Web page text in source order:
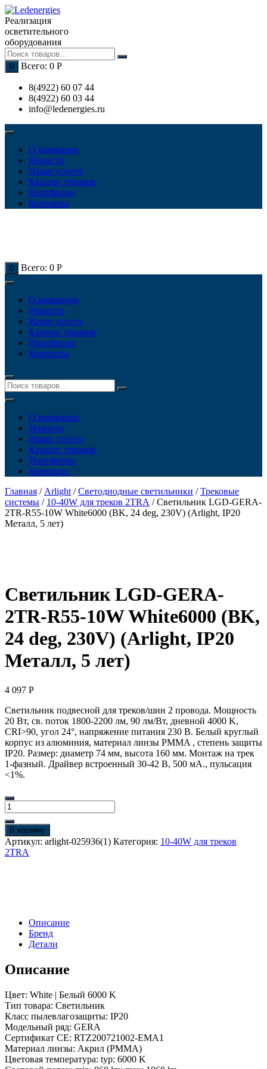
Перейти
к
содержимому
Реализация
осветительного
оборудования
0 Всего: 0 Р
8(4922) 60 07 44
8(4922) 60 03 44
info@ledenergies.ru
О компании
Новости
Наши услуги
Каталог товаров
Портфолио
Контакты
0 Всего: 0 Р
О компании
Новости
Наши услуги
Каталог товаров
Портфолио
Контакты
О компании
Новости
Наши услуги
Каталог товаров
Портфолио
Контакты
Главная / Arlight /Светодиодные светильники /Трековые
системы / 10-40W для треков 2TRA / Светильник LGD-GERA-
2TR-R55-10W White6000 (BK, 24 deg, 230V) (Arlight, IP20
Металл, 5 лет)
Светильник LGD-GERA-
2TR-R55-10W White6000 (BK,
24 deg, 230V) (Arlight, IP20
Металл, 5 лет)
4 097 Р
Светильник подвесной для треков/шин 2 провода. Мощность
20 Вт, св. поток 1800-2200 лм, 90 лм/Вт, дневной 4000 K,
CRI>90, угол 24°, напряжение питания 230 В. Белый круглый
корпус из алюминия, материал линзы PMMA , степень защиты
IP20. Размер: диаметр 74 мм, высота 160 мм. Монтаж на трек
1-фазный. Драйвер встроенный 30-42 В, 500 мА., пульсация
<1%.
Количество
товара
Светильник
LGD-
GERA-
2TR-
deg,
230V)
(Arlight,
Металл,
5
В корзину
Артикул: arlight-025936(1) Категория: 10-40W для треков
2TRA
Описание
Бренд
Детали
Описание
Цвет: White | Белый 6000 K
Тип товара: Светильник
Класс пылевлагозащиты: IP20
Модельный ряд: GERA
Сертификат CE: RTZ200721002-EMA1
Материал линзы: Акрил (PMMA)
Цветовая температура: typ: 6000 K